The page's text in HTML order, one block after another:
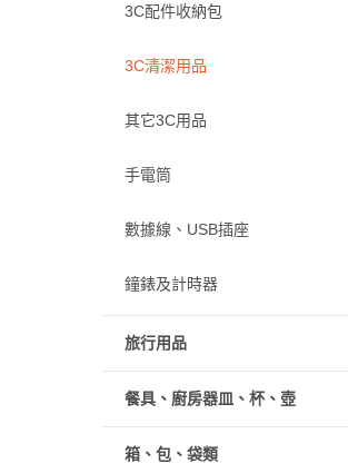
3C配件收納包
3C清潔用品
其它3C用品
手電筒
數據線、USB插座
鐘錶及計時器
旅行用品
餐具、廚房器皿、杯、壺
箱、包、袋類